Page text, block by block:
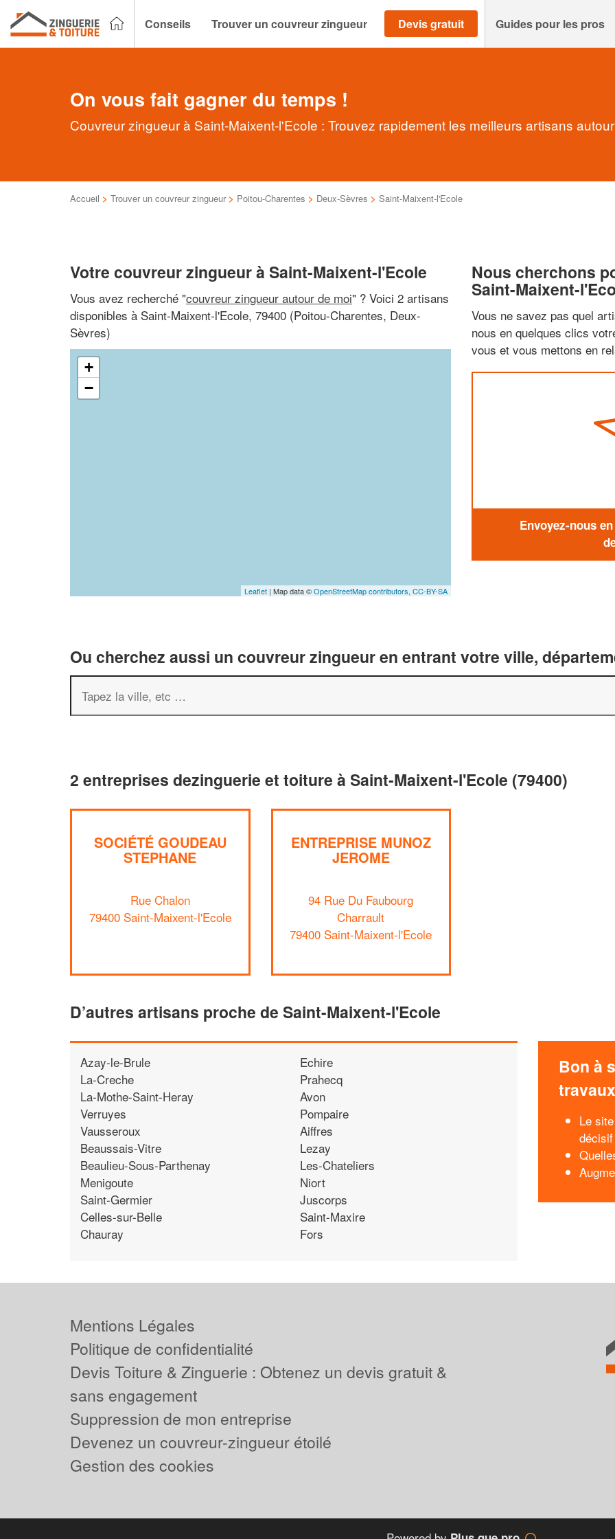
Conseils Trouver un couvreur zingueur Devis gratuit Guides pour les pros
On vous fait gagner du temps !
Couvreur zingueur à Saint-Maixent-l'Ecole : Trouvez rapidement les meilleurs artisans
Accueil > Trouver un couvreur zingueur > Poitou-Charentes > Deux-Sèvres > Saint-Maixent-l'Ecole
Votre couvreur zingueur à Saint-Maixent-l'Ecole
Vous avez recherché "couvreur zingueur autour de moi" ? Voici 2 artisans
disponibles à Saint-Maixent-l'Ecole, 79400 (Poitou-Charentes, Deux-
Sèvres)
+
−
Leaflet | Map data ©OpenStreetMap contributors, CC-BY-SA
Nous cherchons
Saint-Maixent-
Vous ne savez pas quel
nous en quelques clics
vous et vous mettons en
Envoyez-nous
Ou cherchez aussi un couvreur zingueur en entrant votre ville,
2 entreprises dezinguerie et toiture à Saint-Maixent-l'Ecole (79400)
SOCIÉTÉ GOUDEAU
STEPHANE
Rue Chalon
79400 Saint-Maixent-l'Ecole
ENTREPRISE MUNOZ
JEROME
94 Rue Du Faubourg
Charrault
79400 Saint-Maixent-l'Ecole
D’autres artisans proche de Saint-Maixent-l'Ecole
Azay-le-Brule
La-Creche
La-Mothe-Saint-Heray
Verruyes
Vausseroux
Beaussais-Vitre
Beaulieu-Sous-Parthenay
Menigoute
Saint-Germier
Celles-sur-Belle
Chauray
Echire
Prahecq
Avon
Pompaire
Aiffres
Lezay
Les-Chateliers
Niort
Juscorps
Saint-Maxire
Fors
Bon à
travaux
Le
Mentions Légales
Politique de confidentialité
Devis Toiture & Zinguerie : Obtenez un devis gratuit &
sans engagement
Suppression de mon entreprise
Devenez un couvreur-zingueur étoilé
Gestion des cookies